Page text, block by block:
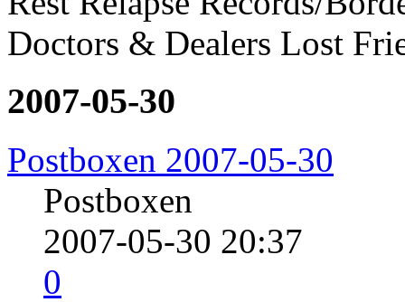
Doctors & Dealers Lost
2007-05-30
Postboxen 2007-05-30
Postboxen
2007-05-30 20:37
0